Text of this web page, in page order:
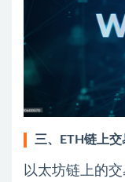
三、ETH链上
以太坊链上的